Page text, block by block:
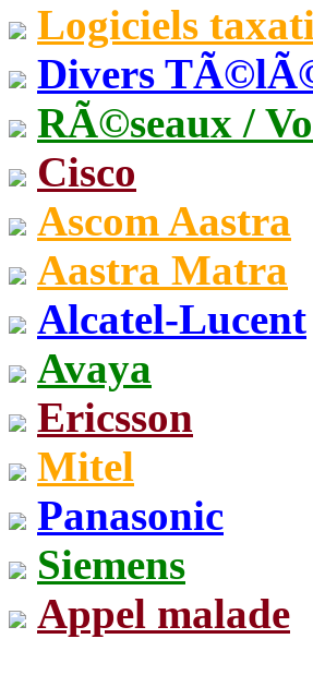
Logiciels
Divers
RÃ©seaux /
Cisco
Ascom Aastra
Aastra Matra
Alcatel-Lucent
Avaya
Ericsson
Mitel
Panasonic
Siemens
Appel malade